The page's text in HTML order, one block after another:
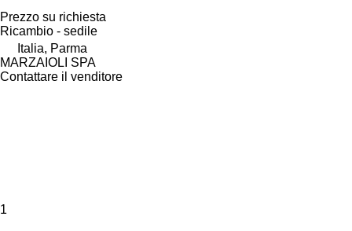
Prezzo su richiesta
Ricambio - sedile
Italia, Parma
MARZAIOLI SPA
Contattare il venditore
1